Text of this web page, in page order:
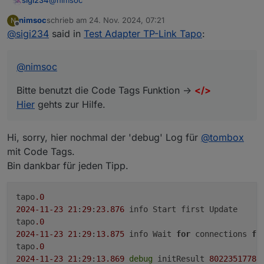
undefined
tapo.0
2024-11-23 21:29:13.869 error 52 - Get Device Info
2024-11-23 21:29:13.869 error {}
tapo.0
2024-11-23 21:29:13.869 info Initialized
8022351778BC1F7F570D99814A2CFE072104474A
tapo.0
2024-11-23 21:29:13.869 debug Init cipher successful
tapo.0
2024-11-23 21:29:13.868 debug Handshake 2
host response: 192.168.188.125
2024-11-23 21:29:13.857 debug Handshake 1
Bitte benutzt die Code Tags Funktion ->
Hiergehts zur Hilfe.
N
Offline
nimsocschrieb am 24. Nov. 2024, 07:21
zuletzt editiert von
@sigi234 said in Test Adapter TP-Link Tapo:
@nimsoc
Bitte benutzt die Code Tags Funktion -> </>
Hier gehts zur Hilfe.
Hi, sorry, hier nochmal der 'debug' Log für @tombox
mit Code Tags.
Bin dankbar für jeden Tipp.
tapo.0
2024-11 -23 21 : 29: 23.876 info Start first Update
tapo.0
2024-11 -23 21 : 29: 13.875 info Wait for connections
tapo.0
2024-11 -23 21 : 29: 13.869 debug initResult 8022351778